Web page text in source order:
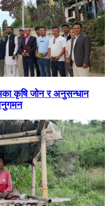
कृषि जोन र अनुसन्धान